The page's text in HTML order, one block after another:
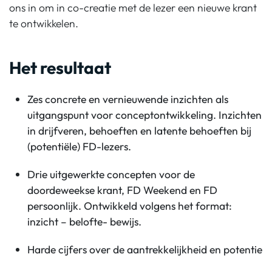
ons in om in co-creatie met de lezer een nieuwe krant
te ontwikkelen.
Het resultaat
Zes concrete en vernieuwende inzichten als
uitgangspunt voor conceptontwikkeling. Inzichten
in drijfveren, behoeften en latente behoeften bij
(potentiële) FD-lezers.
Drie uitgewerkte concepten voor de
doordeweekse krant, FD Weekend en FD
persoonlijk. Ontwikkeld volgens het format:
inzicht – belofte- bewijs.
Harde cijfers over de aantrekkelijkheid en potentie